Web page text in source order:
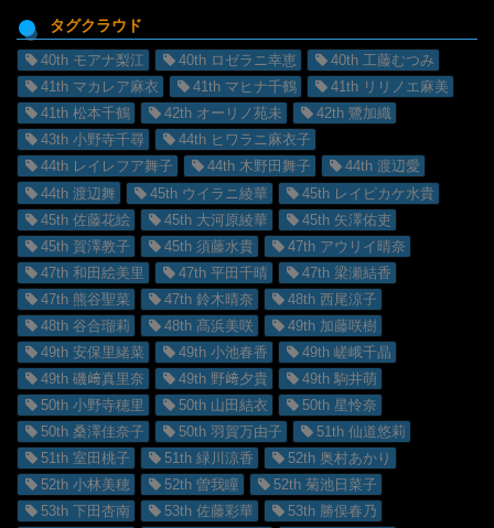
タグクラウド
40th モアナ梨江 40th ロゼラニ幸恵
40th 工藤むつみ
41th マカレア麻衣
41th マヒナ千鶴
41th リリノエ麻美
41th 松本千鶴
42th オーリノ苑未
42th 鷺加織
43th 小野寺千尋
44th ヒワラニ麻衣子
44th レイレフア舞子
44th 木野田舞子
44th 渡辺愛
44th 渡辺舞
45th ウイラニ綾華
45th レイピカケ水貴
45th 佐藤花絵
45th 大河原綾華
45th 矢澤佑吏
45th 賀澤教子
45th 須藤水貴
47th アウリイ晴奈
47th 和田絵美里
47th 平田千晴
47th 梁瀬結香
47th 熊谷聖菜
47th 鈴木晴奈
48th 西尾涼子
48th 谷合瑠莉
48th 髙浜美咲
49th 加藤咲樹
49th 安保里緒菜
49th 小池春香
49th 嵯峨千晶
49th 磯﨑真里奈
49th 野﨑夕貴
49th 駒井萌
50th 小野寺穂里
50th 山田結衣
50th 星怜奈
50th 桑澤佳奈子
50th 羽賀万由子
51th 仙道悠莉
51th 室田桃子
51th 緑川涼香
52th 奥村あかり
52th 小林美穂
52th 曽我瞳
52th 菊池日菜子
53th 下田杏南
53th 佐藤彩華
53th 勝俣春乃